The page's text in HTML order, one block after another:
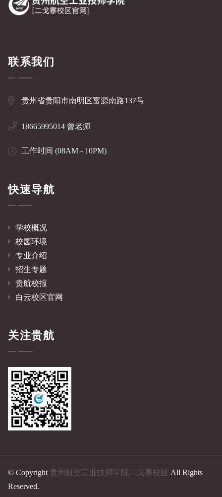
联系我们
贵州省贵阳市南明区富源南路137号
18665995014 曾老师
工作时间 (08AM - 10PM)
快速导航
学校概况
校园环境
专业介绍
招生专题
贵航校报
白云校区官网
关注贵航
© Copyright 贵州航空工业技师学院二戈寨校区 All Rights
Reserved.